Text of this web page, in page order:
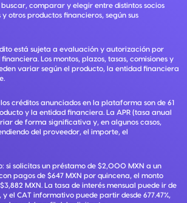
comparar y elegir entre distintos socios
otros productos financieros, según sus
está sujeta a evaluación y autorización por
Los montos, plazos, tasas, comisiones y
variar según el producto, la entidad financiera
créditos anunciados en la plataforma son de 61
y la entidad financiera. La APR (tasa anual
de forma significativa y, en algunos casos,
del proveedor, el importe, el
si solicitas un préstamo de $2,000 MXN a un
pagos de $647 MXN por quincena, el monto
MXN. La tasa de interés mensual puede ir de
y el CAT informativo puede partir desde 677.47%,